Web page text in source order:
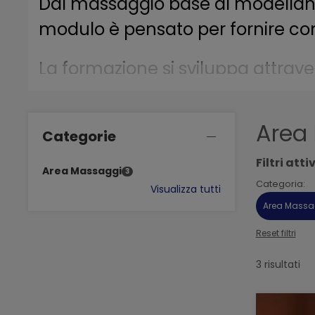
modulo è pensato per fornire
La formazione si sviluppa
acquisire sicurezza nei gesti,
Un’esperienza formativa
professionalità e autenticità.
Categorie
Area Massaggi 3
Visualizza tutti
Filtri
Categoria:
Area
Reset filtri
3 risultati